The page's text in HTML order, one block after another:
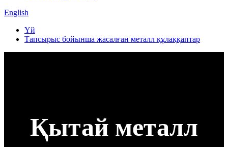
English
Үй
Тапсырыс бойынша жасалған металл құлаққаптар
Қытай металл